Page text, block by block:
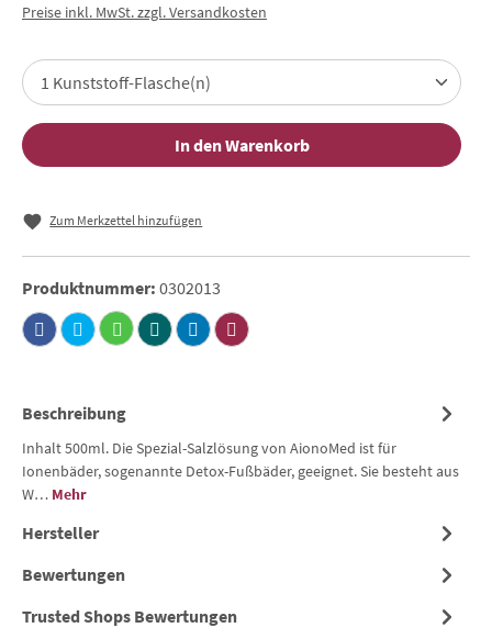
Preise inkl. MwSt. zzgl. Versandkosten
In den Warenkorb
Zum Merkzettel hinzufügen
Produktnummer: 0302013
Beschreibung
Inhalt 500ml. Die Spezial-Salzlösung von AionoMed ist für
Ionenbäder, sogenannte Detox-Fußbäder, geeignet. Sie besteht aus
W… Mehr
Hersteller
Bewertungen
Trusted Shops Bewertungen